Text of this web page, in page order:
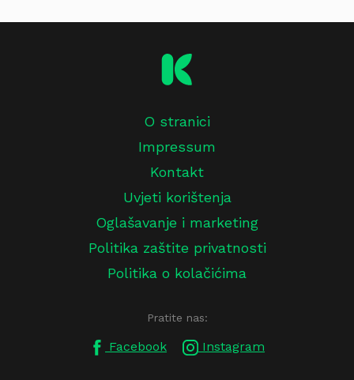
O stranici
Impressum
Kontakt
Uvjeti korištenja
Oglašavanje i marketing
Politika zaštite privatnosti
Politika o kolačićima
Pratite nas:
Facebook Instagram